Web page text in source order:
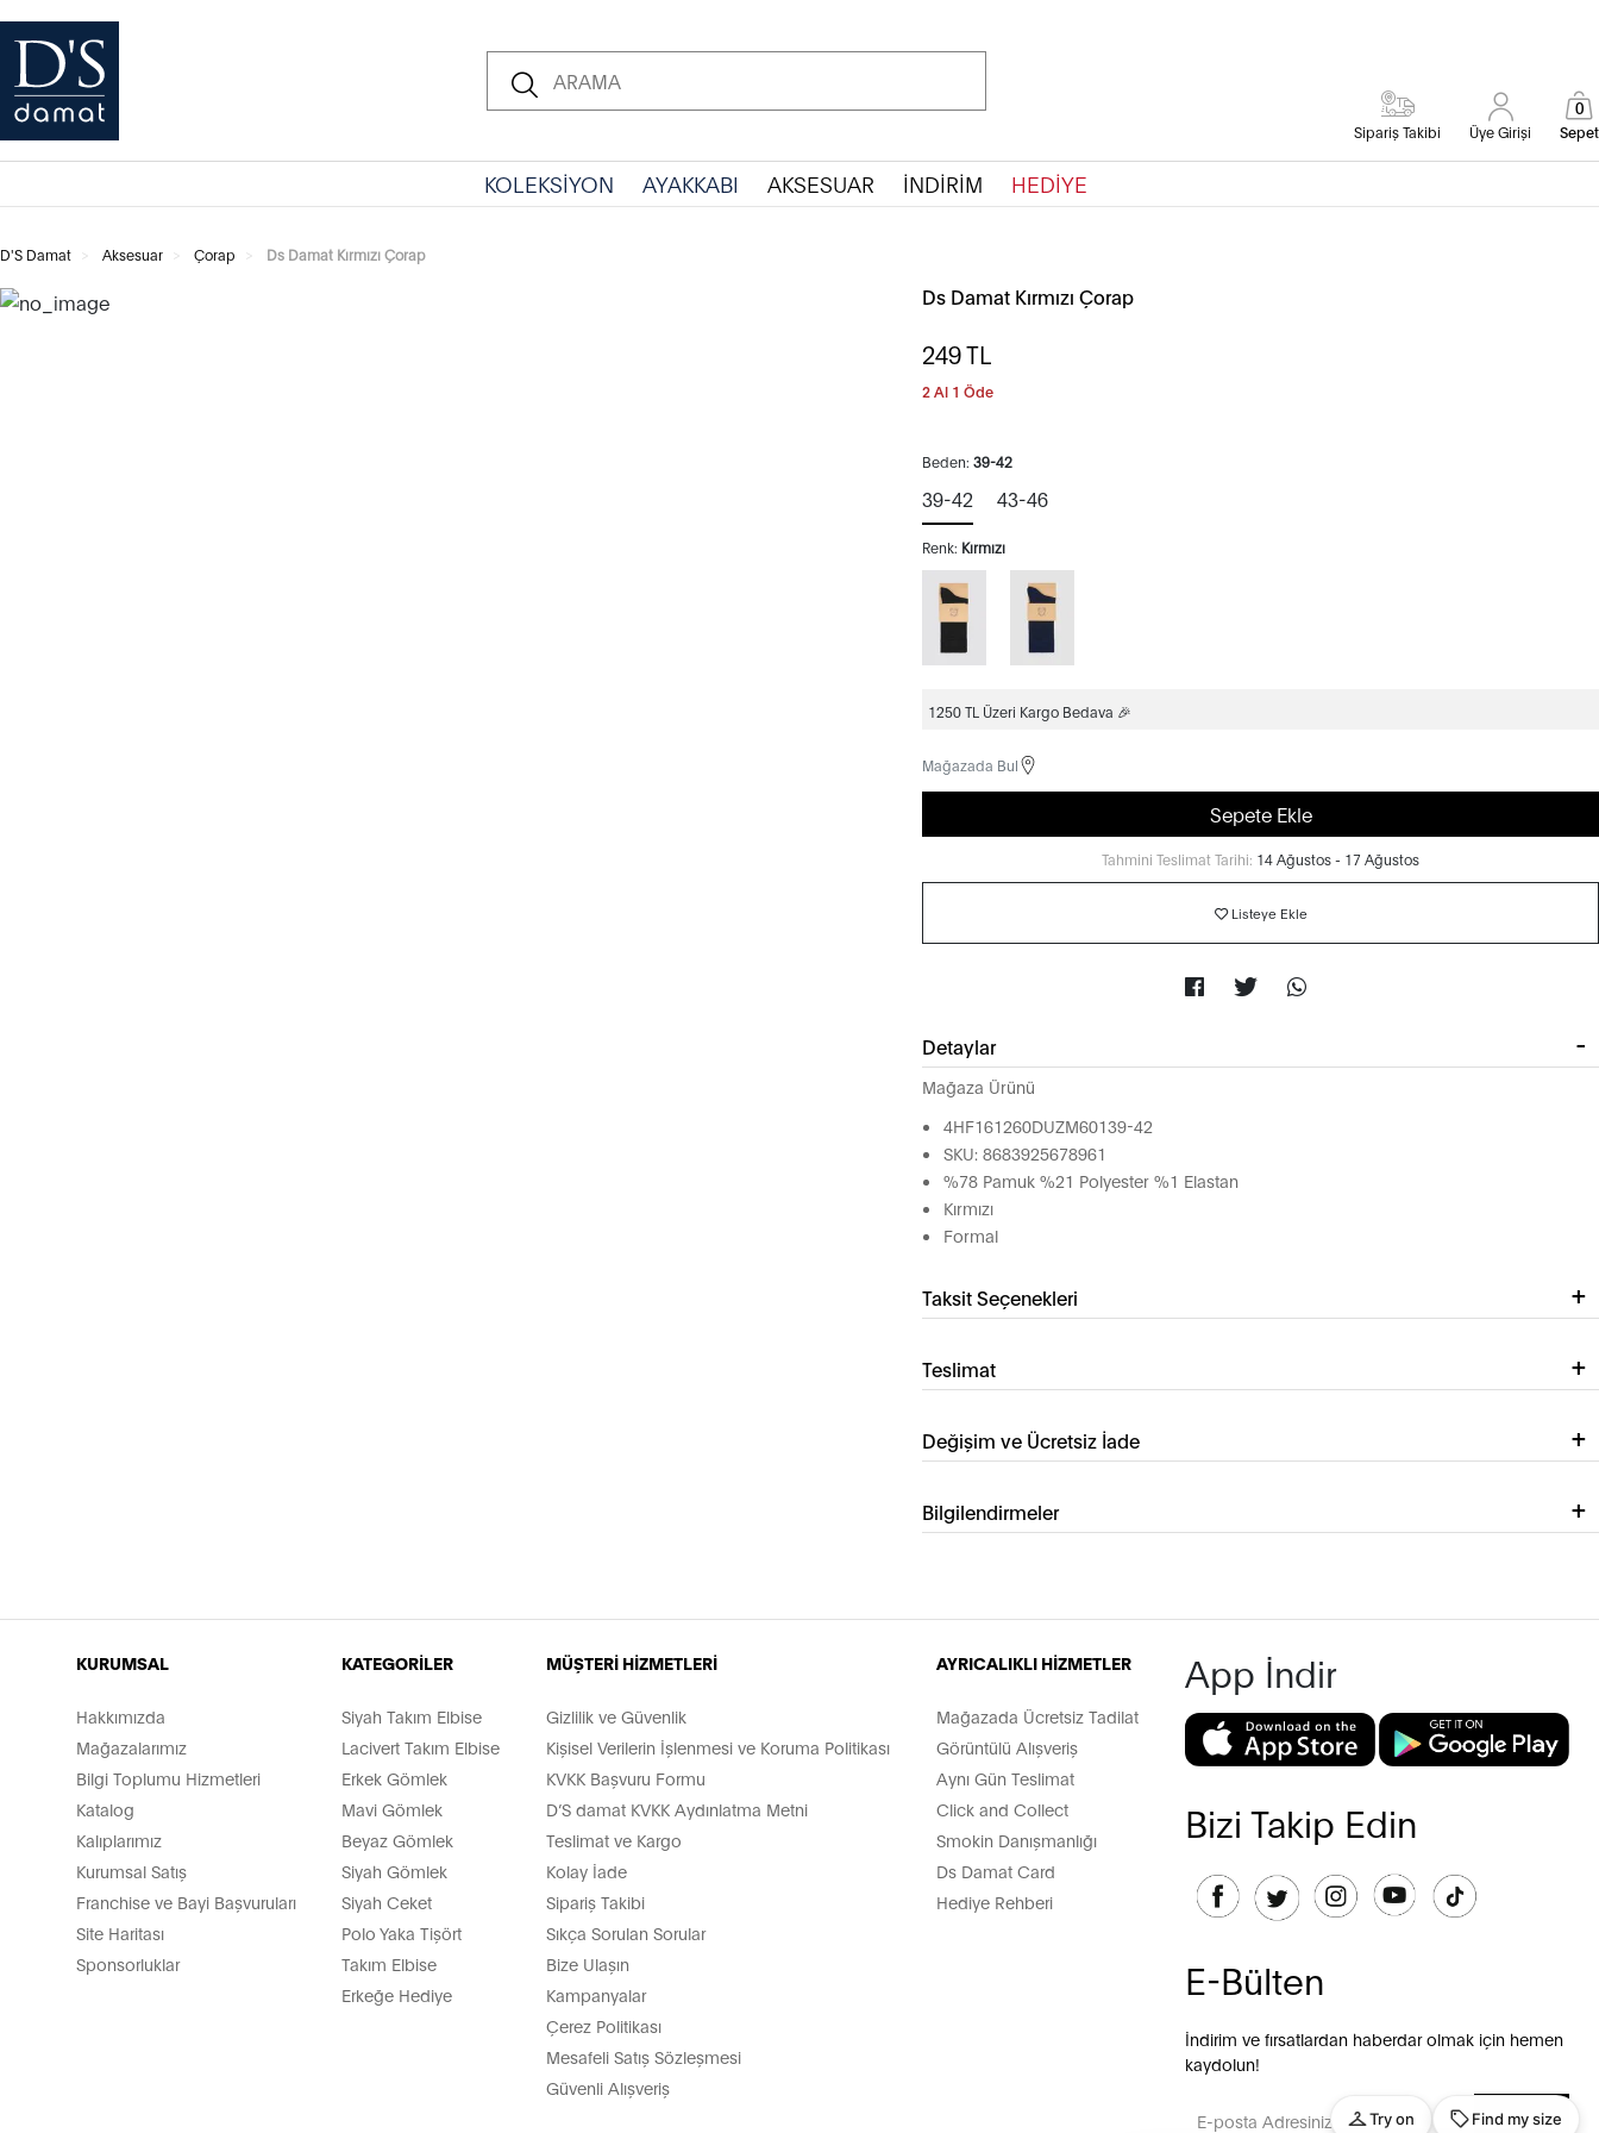
Sipariş Takibi Üye Girişi Sepet
0
KOLEKSİYON AYAKKABI AKSESUAR İNDİRİM HEDİYE
D'S Damat Aksesuar Çorap Ds Damat Kırmızı Çorap
Ds Damat Kırmızı Çorap
249TL
2 Al 1 Öde
Beden: 39-42
39-42 43-46
Renk: Kırmızı
1250 TL Üzeri Kargo Bedava 🎉
Mağazada Bul
Sepete Ekle
Tahmini Teslimat Tarihi: 14 Ağustos - 17 Ağustos
Listeye Ekle
Detaylar
Mağaza Ürünü
4HF161260DUZM60139-42
SKU: 8683925678961
%78 Pamuk %21 Polyester %1 Elastan
Kırmızı
Formal
Taksit Seçenekleri
Teslimat
Değişim ve Ücretsiz İade
Bilgilendirmeler
KURUMSAL
Hakkımızda
Mağazalarımız
Bilgi Toplumu Hizmetleri
Katalog
Kalıplarımız
Kurumsal Satış
Franchise ve Bayi Başvuruları
Site Haritası
Sponsorluklar
KATEGORİLER
Siyah Takım Elbise
Lacivert Takım Elbise
Erkek Gömlek
Mavi Gömlek
Beyaz Gömlek
Siyah Gömlek
Siyah Ceket
Polo Yaka Tişört
Takım Elbise
Erkeğe Hediye
MÜŞTERİ HİZMETLERİ
Gizlilik ve Güvenlik
Kişisel Verilerin İşlenmesi ve Koruma Politikası
KVKK Başvuru Formu
D’S damat KVKK Aydınlatma Metni
Teslimat ve Kargo
Kolay İade
Sipariş Takibi
Sıkça Sorulan Sorular
Bize Ulaşın
Kampanyalar
Çerez Politikası
Mesafeli Satış Sözleşmesi
Güvenli Alışveriş
AYRICALIKLI HİZMETLER
Mağazada Ücretsiz Tadilat
Görüntülü Alışveriş
Aynı Gün Teslimat
Click and Collect
Smokin Danışmanlığı
Ds Damat Card
Hediye Rehberi
App İndir
Bizi Takip Edin
E-Bülten
İndirim ve fırsatlardan haberdar olmak için hemen
kaydolun!
GÖNDER